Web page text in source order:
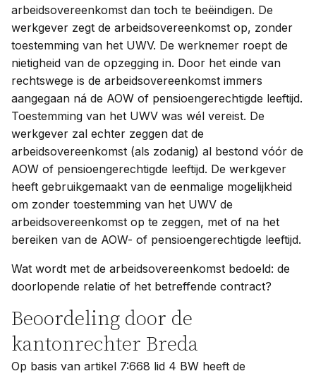
arbeidsovereenkomst dan toch te beëindigen. De
werkgever zegt de arbeidsovereenkomst op, zonder
toestemming van het UWV. De werknemer roept de
nietigheid van de opzegging in. Door het einde van
rechtswege is de arbeidsovereenkomst immers
aangegaan ná de AOW of pensioengerechtigde leeftijd.
Toestemming van het UWV was wél vereist. De
werkgever zal echter zeggen dat de
arbeidsovereenkomst (als zodanig) al bestond vóór de
AOW of pensioengerechtigde leeftijd. De werkgever
heeft gebruikgemaakt van de eenmalige mogelijkheid
om zonder toestemming van het UWV de
arbeidsovereenkomst op te zeggen, met of na het
bereiken van de AOW- of pensioengerechtigde leeftijd.
Wat wordt met de arbeidsovereenkomst bedoeld: de
doorlopende relatie of het betreffende contract?
Beoordeling door de
kantonrechter Breda
Op basis van artikel 7:668 lid 4 BW heeft de